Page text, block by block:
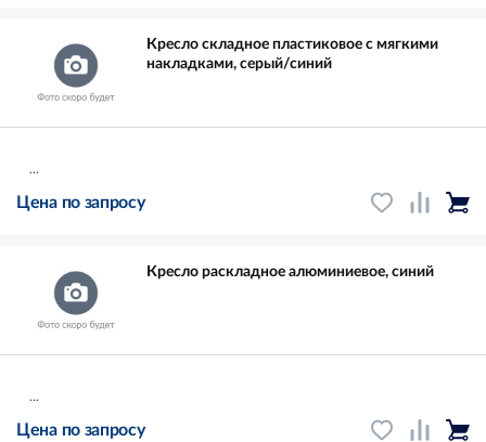
Кресло складное пластиковое с мягкими
накладками, серый/синий
...
Цена по запросу
Кресло раскладное алюминиевое, синий
...
Цена по запросу